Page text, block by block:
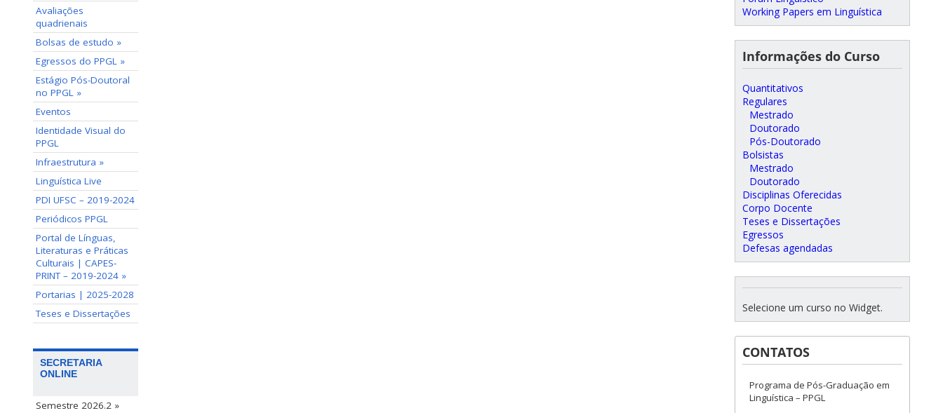
Avaliações
quadrienais
Bolsas de estudo »
Egressos do PPGL »
Estágio Pós-Doutoral
no PPGL »
Eventos
Identidade Visual do
PPGL
Infraestrutura »
Linguística Live
PDI UFSC – 2019-2024
Periódicos PPGL
Portal de Línguas,
Literaturas e Práticas
Culturais | CAPES-
PRINT – 2019-2024 »
Portarias | 2025-2028
Teses e Dissertações
SECRETARIA
ONLINE
Semestre 2026.2 »
Working Papers em Linguística
Informações do Curso
Quantitativos
Regulares
Mestrado
Doutorado
Pós-Doutorado
Bolsistas
Mestrado
Doutorado
Disciplinas Oferecidas
Corpo Docente
Teses e Dissertações
Egressos
Defesas agendadas
Selecione um curso no Widget.
CONTATOS
Programa de Pós-Graduação em
Linguística – PPGL